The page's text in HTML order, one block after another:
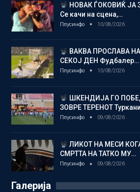
НОВАК ЃОКОВИЌ ЈА
Се качи на сцена,…
Плусинфо 10/08/2026
ВАКВА ПРОСЛАВА
СЕКОЈ ДЕН Фудбалер…
Плусинфо 10/08/2026
ШКЕНДИЈА ГО
ЗОВРЕ ТЕРЕНОТ
Плусинфо 09/08/2026
ЛИКОТ НА МЕСИ
СМРТТА НА ТАТКО МУ…
Плусинфо 09/08/2026
Галерија